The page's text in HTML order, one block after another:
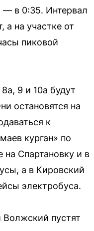
— в 0:35. Интервал
а на участке от
пиковой
9 и 10а будут
остановятся на
к
курган» по
Спартановку и в
а в Кировский
электробуса.
пустят